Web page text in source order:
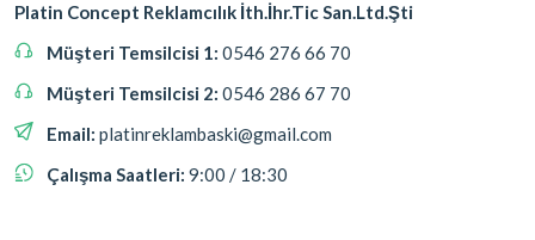
Platin Concept Reklamcılık İth.İhr.Tic San.Ltd.Şti
Müşteri Temsilcisi 1: 0546 276 66 70
Müşteri Temsilcisi 2: 0546 286 67 70
Email: platinreklambaski@gmail.com
Çalışma Saatleri: 9:00 / 18:30